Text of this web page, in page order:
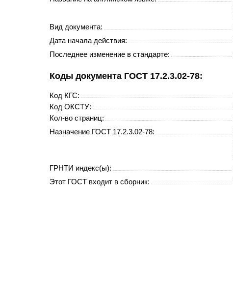
Вид документа:
Дата начала действия:
Последнее изменение в стандарте:
Коды документа ГОСТ 17.2.3.02-78:
Код КГС:
Код ОКСТУ:
Кол-во страниц:
Назначение ГОСТ 17.2.3.02-78:
ГРНТИ индекс(ы):
Этот ГОСТ входит в сборник: